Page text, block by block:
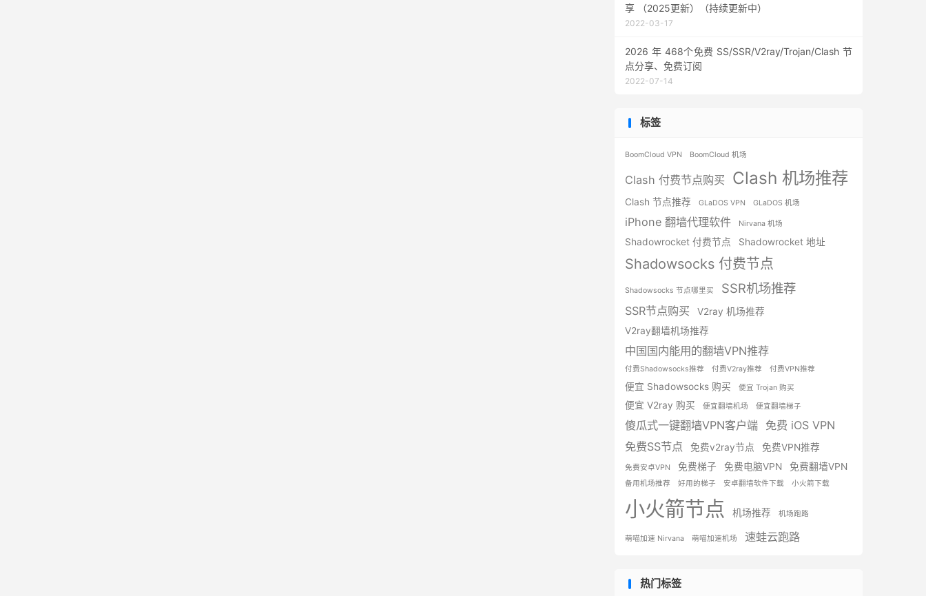
享 （2025更新）（持续更新中）
2022-03-17
2026 年 468个免费 SS/SSR/V2ray/Trojan/Clash 节
点分享、免费订阅
2022-07-14
标签
BoomCloud VPN BoomCloud 机场
Clash 付费节点购买 Clash 机场推荐
Clash 节点推荐 GLaDOS VPN GLaDOS 机场
iPhone 翻墙代理软件 Nirvana 机场
Shadowrocket 付费节点 Shadowrocket 地址
Shadowsocks 付费节点
Shadowsocks 节点哪里买 SSR机场推荐
SSR节点购买
V2ray 机场推荐
V2ray翻墙机场推荐
中国国内能用的翻墙VPN推荐
付费Shadowsocks推荐 付费V2ray推荐 付费VPN推荐
便宜 Shadowsocks 购买 便宜 Trojan 购买
便宜 V2ray 购买 便宜翻墙机场 便宜翻墙梯子
傻瓜式一键翻墙VPN客户端 免费 iOS VPN
免费SS节点
免费v2ray节点 免费VPN推荐
免费安卓VPN 免费梯子 免费电脑VPN 免费翻墙VPN
备用机场推荐 好用的梯子 安卓翻墙软件下载 小火箭下载
小火箭节点 机场推荐 机场跑路
萌喵加速 Nirvana 萌喵加速机场 速蛙云跑路
热门标签